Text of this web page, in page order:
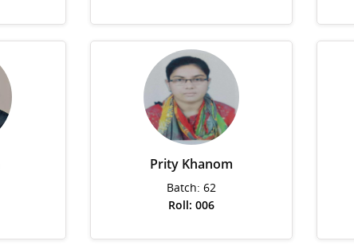
Prity Khanom
Batch: 62
Roll: 006